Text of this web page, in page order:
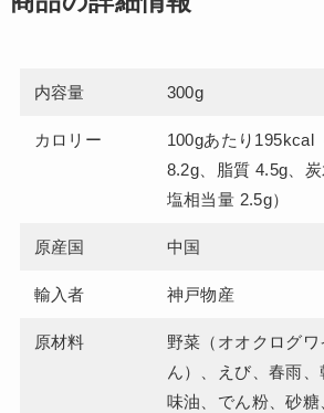
内容量 300g
カロリー
100gあたり195kcal
8.2g、脂質 4.5g、
塩相当量 2.5g）
原産国 中国
輸入者 神戸物産
原材料
野菜（オオクログ
ん）、えび、春雨
味油、でん粉、砂